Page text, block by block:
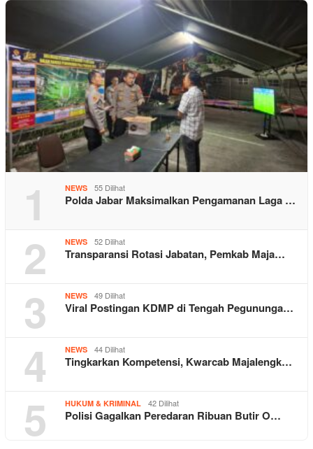
1 NEWS 55 Dilihat
Polda Jabar Maksimalkan Pengamanan Laga …
2 NEWS 52 Dilihat
Transparansi Rotasi Jabatan, Pemkab Maja…
3 NEWS 49 Dilihat
Viral Postingan KDMP di Tengah Pegununga…
4 NEWS 44 Dilihat
Tingkarkan Kompetensi, Kwarcab Majalengk…
5 HUKUM & KRIMINAL 42 Dilihat
Polisi Gagalkan Peredaran Ribuan Butir O…